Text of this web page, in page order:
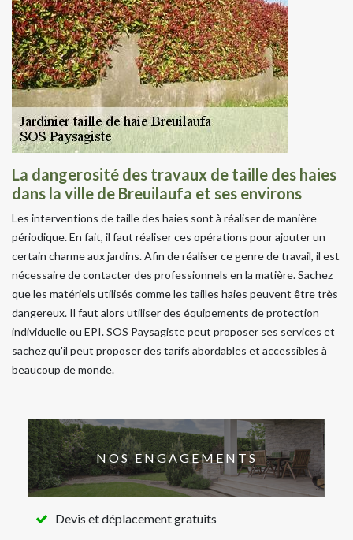
La dangerosité des travaux de taille des haies
dans la ville de Breuilaufa et ses environs
Les interventions de taille des haies sont à réaliser de manière
périodique. En fait, il faut réaliser ces opérations pour ajouter un
certain charme aux jardins. Afin de réaliser ce genre de travail, il est
nécessaire de contacter des professionnels en la matière. Sachez
que les matériels utilisés comme les tailles haies peuvent être très
dangereux. Il faut alors utiliser des équipements de protection
individuelle ou EPI. SOS Paysagiste peut proposer ses services et
sachez qu'il peut proposer des tarifs abordables et accessibles à
beaucoup de monde.
NOS ENGAGEMENTS
Devis et déplacement gratuits